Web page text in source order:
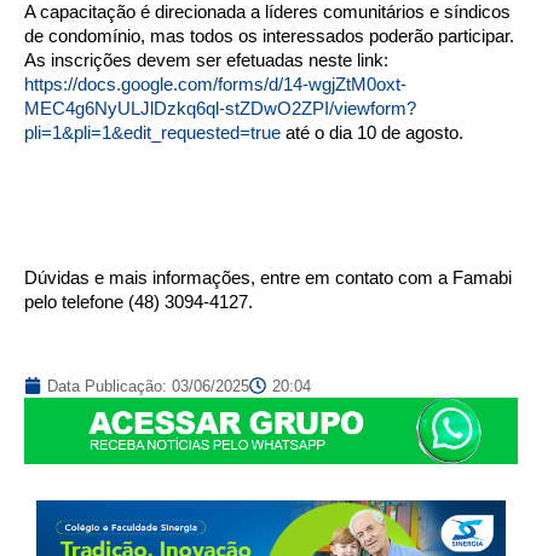
A capacitação é direcionada a líderes comunitários e síndicos
de condomínio, mas todos os interessados poderão participar.
As inscrições devem ser efetuadas neste link:
https://docs.google.com/forms/d/14-wgjZtM0oxt-
MEC4g6NyULJlDzkq6ql-stZDwO2ZPI/viewform?
pli=1&pli=1&edit_requested=true até o dia 10 de agosto.
Dúvidas e mais informações, entre em contato com a Famabi
pelo telefone (48) 3094-4127.
Data Publicação: 03/06/2025 20:04